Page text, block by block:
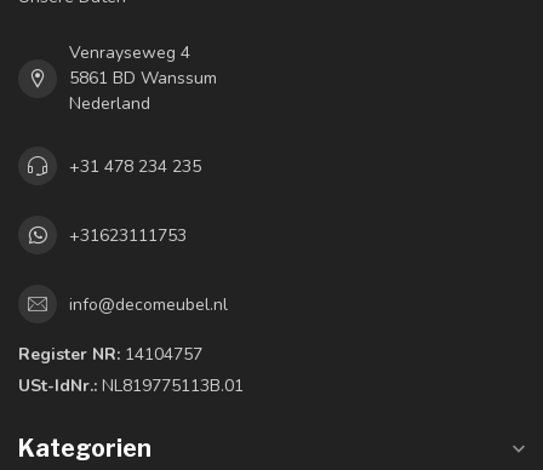
Venrayseweg 4
5861 BD Wanssum
Nederland
+31 478 234 235
+31623111753
info@decomeubel.nl
Register NR: 14104757
USt-IdNr.: NL819775113B.01
Kategorien